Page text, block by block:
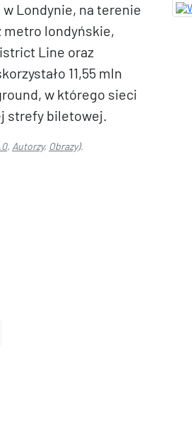
Londynie, na terenie
metro londyńskie,
Line oraz
11,55 mln
w którego sieci
strefy biletowej.
, Autorzy, Obrazy).